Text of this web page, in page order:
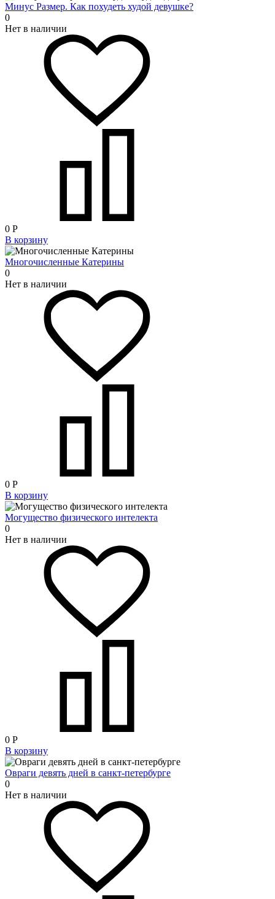
Минус Размер. Как похудеть худой девушке?
0
Нет в наличии
0 Р
В корзину
Многочисленные Катерины
0
Нет в наличии
0 Р
В корзину
Могущество физического интелекта
0
Нет в наличии
0 Р
В корзину
Овраги девять дней в санкт-петербурге
0
Нет в наличии